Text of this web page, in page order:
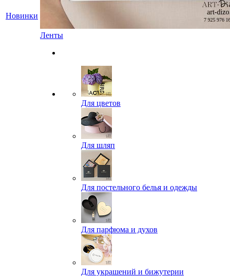
Новинки
Ленты
Для цветов
Для шляп
Для постельного белья и одежды
Для парфюма и духов
Для украшений и бижутерии